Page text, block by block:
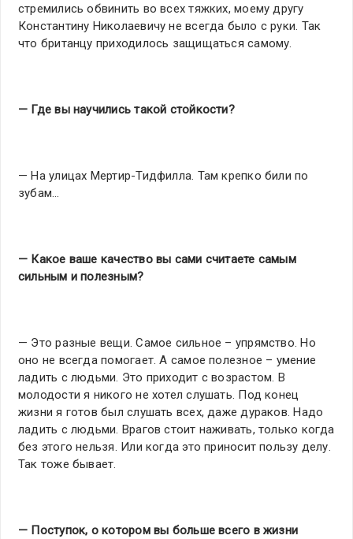
стремились обвинить во всех тяжких, моему другу
Константину Николаевичу не всегда было с руки. Так
что британцу приходилось защищаться самому.
— Где вы научились такой стойкости?
— На улицах Мертир-Тидфилла. Там крепко били по
зубам…
— Какое ваше качество вы сами считаете самым
сильным и полезным?
— Это разные вещи. Самое сильное – упрямство. Но
оно не всегда помогает. А самое полезное – умение
ладить с людьми. Это приходит с возрастом. В
молодости я никого не хотел слушать. Под конец
жизни я готов был слушать всех, даже дураков. Надо
ладить с людьми. Врагов стоит наживать, только когда
без этого нельзя. Или когда это приносит пользу делу.
Так тоже бывает.
— Поступок, о котором вы больше всего в жизни